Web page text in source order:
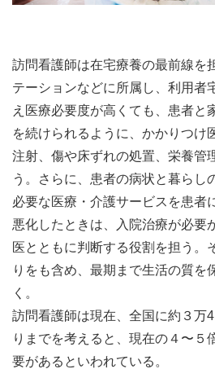
訪問看護師は在宅療養の最前線を
テーションなどに所属し、利用者
え医療必要度が高くても、患者と
を続けられるように、かかりつけ
注射、傷や床ずれの処置、栄養管
う。さらに、患者の病状と暮らし
必要な医療・介護サービスを患者
悪化したときは、入院治療が必要
医とともに判断する役割を担う。
りをも含め、最期まで生活の質を
く。
訪問看護師は現在、全国に約３万
りまでを考えると、現在の４〜５
要があるといわれている。